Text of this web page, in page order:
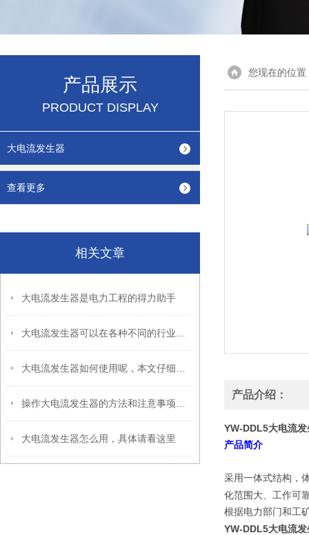
产品展示
PRODUCT DISPLAY
大电流发生器
查看更多
相关文章
大电流发生器是电力工程的得力助手
大电流发生器怎么用，具体请看这里
您现在的位置
产品介绍：
YW-DDL5大电流发
产品简介
采用一体式结构，
化范围大、工作可
根据电力部门和工
YW-DDL5大电流发